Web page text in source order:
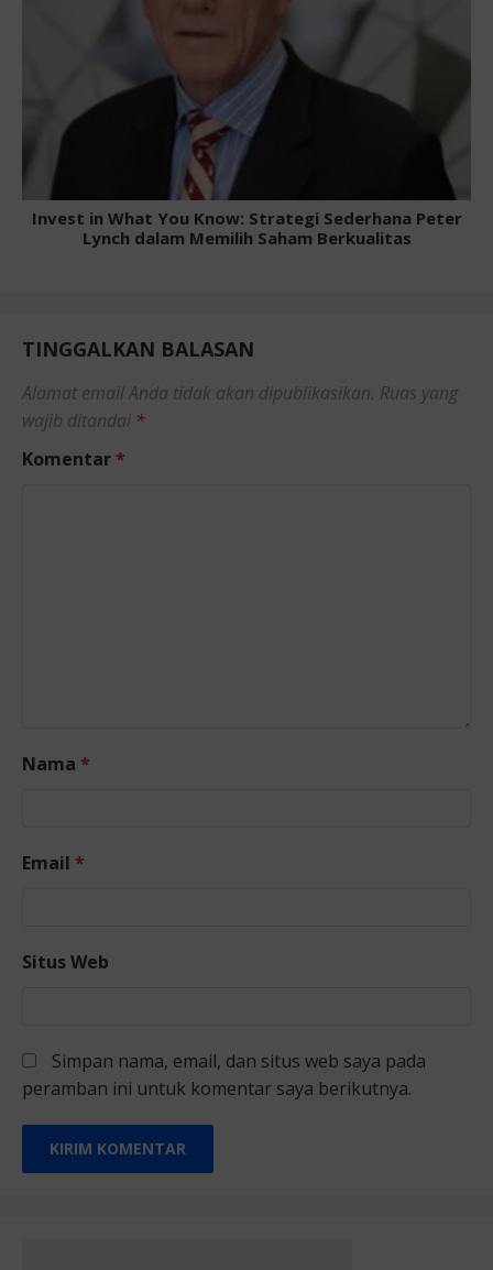
Invest in What You Know: Strategi Sederhana Peter
Lynch dalam Memilih Saham Berkualitas
TINGGALKAN BALASAN
Alamat email Anda tidak akan dipublikasikan. Ruas yang
wajib ditandai *
Komentar*
Nama *
Email *
Situs Web
Simpan nama, email, dan situs web saya pada
peramban ini untuk komentar saya berikutnya.